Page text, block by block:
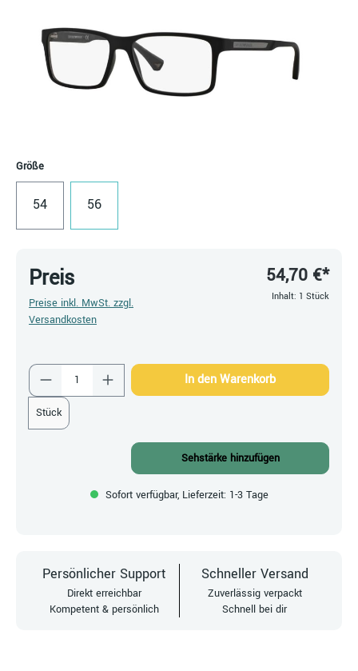
Größeauswählen
54 56
Preis
Preise inkl. MwSt. zzgl.
Versandkosten
54,70 €*
Inhalt: 1 Stück
Produkt Anzahl: Gib den gewünschten Wert
Stück
In den Warenkorb
Sehstärke hinzufügen
Sofort verfügbar, Lieferzeit: 1-3 Tage
Persönlicher Support
Direkt erreichbar
Kompetent & persönlich
Schneller Versand
Zuverlässig verpackt
Schnell bei dir